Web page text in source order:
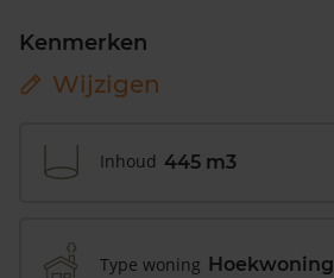
Kenmerken
Wijzigen
Inhoud 445 m3
Type woning Hoekwoning